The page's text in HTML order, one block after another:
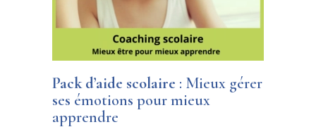
Pack d’aide scolaire : Mieux gérer
ses émotions pour mieux
apprendre